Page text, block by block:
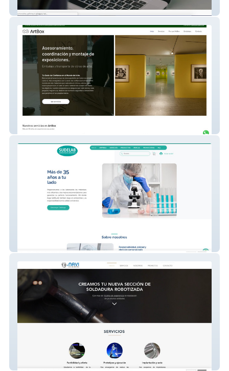
Nebula Websites
Diseño web informativa
Diseño web con tienda online
Diseño web informativa